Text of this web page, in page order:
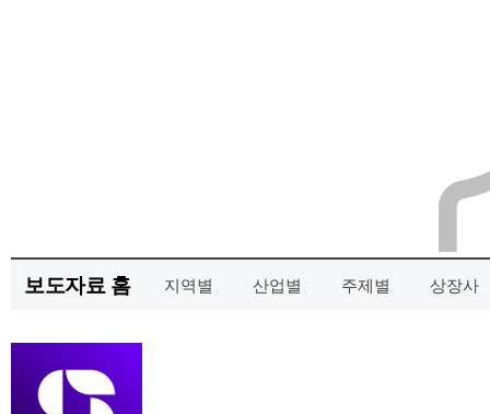
보도자료 홈 지역별 산업별 주제별 상장사